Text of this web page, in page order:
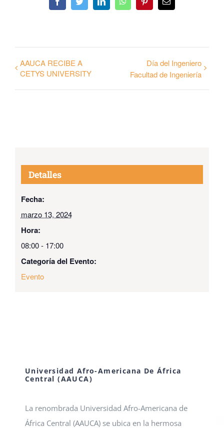
FacebookTwitterLinkedInWhatsAppPinterestEmail
AAUCA RECIBE A
CETYS UNIVERSITY
Día del Ingeniero
Facultad de Ingeniería
Detalles
Fecha:
marzo 13, 2024
Hora:
08:00 - 17:00
Categoría del Evento:
Evento
Universidad Afro-Americana De África
Central (AAUCA)
La renombrada Universidad Afro-Americana de
África Central (AAUCA) se ubica en la hermosa